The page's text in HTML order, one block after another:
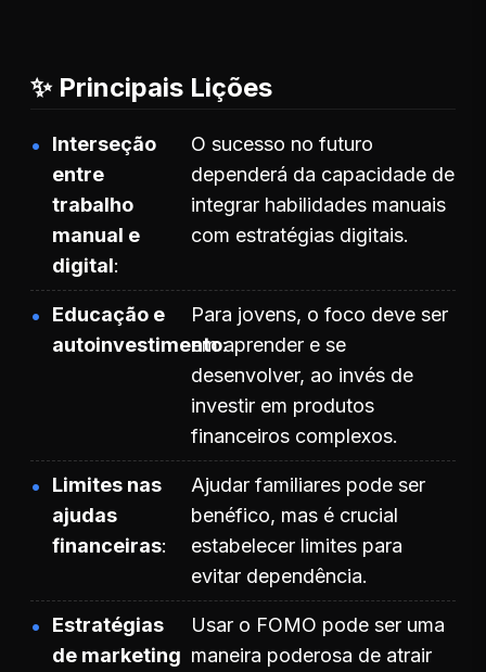
✨ Principais Lições
Interseção
entre
trabalho
manual e
digital
O sucesso no futuro
dependerá da capacidade de
integrar habilidades manuais
com estratégias digitais.
Educação e
autoinvestimento
Para jovens, o foco deve ser
em aprender e se
desenvolver, ao invés de
investir em produtos
financeiros complexos.
Limites nas
ajudas
financeiras
Ajudar familiares pode ser
benéfico, mas é crucial
estabelecer limites para
evitar dependência.
Estratégias
de marketing
Usar o FOMO pode ser uma
maneira poderosa de atrair